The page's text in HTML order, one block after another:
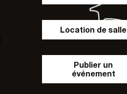
Location de salle
Publier un
événement